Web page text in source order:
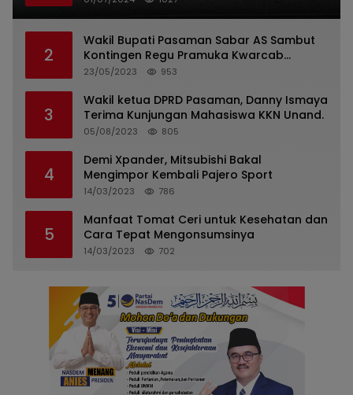
2
Wakil Bupati Pasaman Sabar AS Sambut
Kontingen Regu Pramuka Kwarcab
Pasaman
23/05/2023 953
3
Wakil ketua DPRD Pasaman, Danny Ismaya
Terima Kunjungan Mahasiswa KKN Unand.
05/08/2023 805
4
Demi Xpander, Mitsubishi Bakal
Mengimpor Kembali Pajero Sport
14/03/2023 786
5
Manfaat Tomat Ceri untuk Kesehatan dan
Cara Tepat Mengonsumsinya
14/03/2023 702